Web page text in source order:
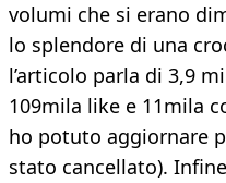
volumi che si erano
lo splendore di una
l’articolo parla di 3,9
109mila like e 11mila
ho potuto aggiornare
stato cancellato).